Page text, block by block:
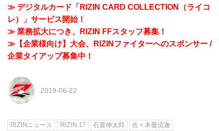
≫ デジタルカード「RIZIN CARD COLLECTION（ライコ
レ）」サービス開始！
≫ 業務拡大につき、RIZIN FFスタッフ募集！
≫【企業様向け】大会、RIZINファイターへのスポンサー /
企業タイアップ募集中！
2019-06-22
RIZINニュース RIZIN.17 石渡伸太郎 佐々木憂流迦